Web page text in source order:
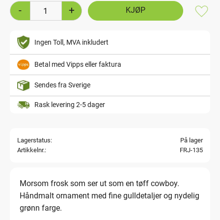
+
-
Ingen Toll, MVA inkludert
Betal med Vipps eller faktura
Sendes fra Sverige
Rask levering 2-5 dager
Lagerstatus
På lager
Artikkelnr.
FRJ-135
Morsom frosk som ser ut som en tøff cowboy.
Håndmalt ornament med fine gulldetaljer og nydelig
grønn farge.